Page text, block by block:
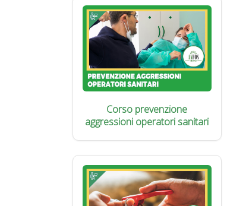
Corso prevenzione
aggressioni operatori sanitari